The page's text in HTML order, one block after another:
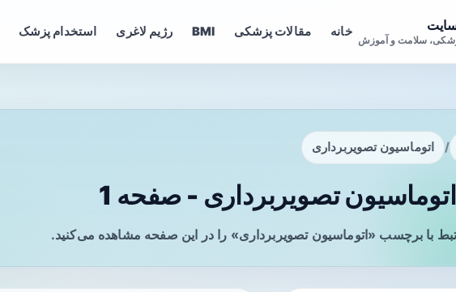
سلامت و آموزش
خانه مقالات پزشکی BMI رژیم لاغری استخدام پزشک
/ اتوماسیون تصویربرداری
تصویربرداری - صفحه 1
با برچسب «اتوماسیون تصویربرداری» را در این صفحه مشاهده می‌کنید.